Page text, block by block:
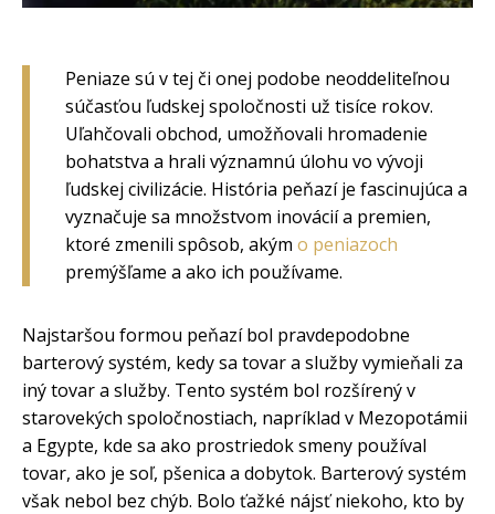
Peniaze sú v tej či onej podobe neoddeliteľnou
súčasťou ľudskej spoločnosti už tisíce rokov.
Uľahčovali obchod, umožňovali hromadenie
bohatstva a hrali významnú úlohu vo vývoji
ľudskej civilizácie. História peňazí je fascinujúca a
vyznačuje sa množstvom inovácií a premien,
ktoré zmenili spôsob, akým o peniazoch
premýšľame a ako ich používame.
Najstaršou formou peňazí bol pravdepodobne
barterový systém, kedy sa tovar a služby vymieňali za
iný tovar a služby. Tento systém bol rozšírený v
starovekých spoločnostiach, napríklad v Mezopotámii
a Egypte, kde sa ako prostriedok smeny používal
tovar, ako je soľ, pšenica a dobytok. Barterový systém
však nebol bez chýb. Bolo ťažké nájsť niekoho, kto by